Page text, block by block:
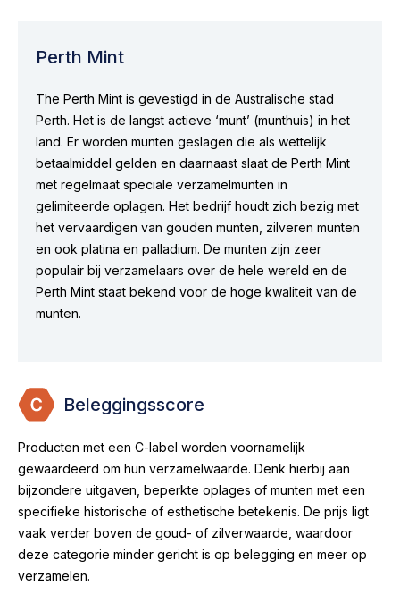
Perth Mint
The Perth Mint is gevestigd in de Australische stad
Perth. Het is de langst actieve ‘munt’ (munthuis) in het
land. Er worden munten geslagen die als wettelijk
betaalmiddel gelden en daarnaast slaat de Perth Mint
met regelmaat speciale verzamelmunten in
gelimiteerde oplagen. Het bedrijf houdt zich bezig met
het vervaardigen van gouden munten, zilveren munten
en ook platina en palladium. De munten zijn zeer
populair bij verzamelaars over de hele wereld en de
Perth Mint staat bekend voor de hoge kwaliteit van de
munten.
Beleggingsscore
Producten met een C-label worden voornamelijk
gewaardeerd om hun verzamelwaarde. Denk hierbij aan
bijzondere uitgaven, beperkte oplages of munten met een
specifieke historische of esthetische betekenis. De prijs ligt
vaak verder boven de goud- of zilverwaarde, waardoor
deze categorie minder gericht is op belegging en meer op
verzamelen.